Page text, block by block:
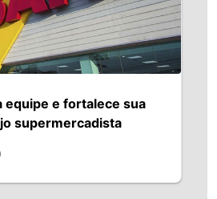
equipe e fortalece sua
supermercadista